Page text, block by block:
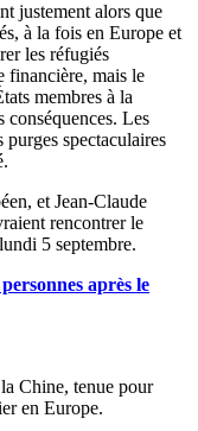
justement alors que
à la fois en Europe et
les réfugiés
financière, mais le
membres à la
conséquences. Les
spectaculaires
et Jean-Claude
rencontrer le
5 septembre.
après le
Chine, tenue pour
en Europe.